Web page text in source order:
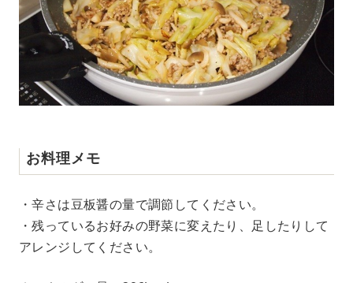
お料理メモ
・辛さは豆板醤の量で調節してください。
・残っているお好みの野菜に変えたり、足したりして
アレンジしてください。